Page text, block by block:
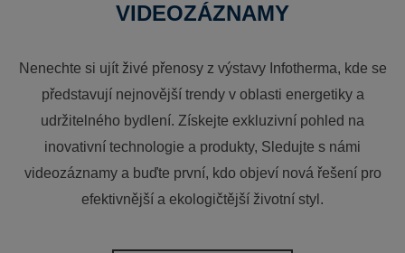
VIDEOZÁZNAMY
Nenechte si ujít živé přenosy z výstavy Infotherma, kde se
představují nejnovější trendy v oblasti energetiky a
udržitelného bydlení. Získejte exkluzivní pohled na
inovativní technologie a produkty, Sledujte s námi
videozáznamy a buďte první, kdo objeví nová řešení pro
efektivnější a ekologičtější životní styl.